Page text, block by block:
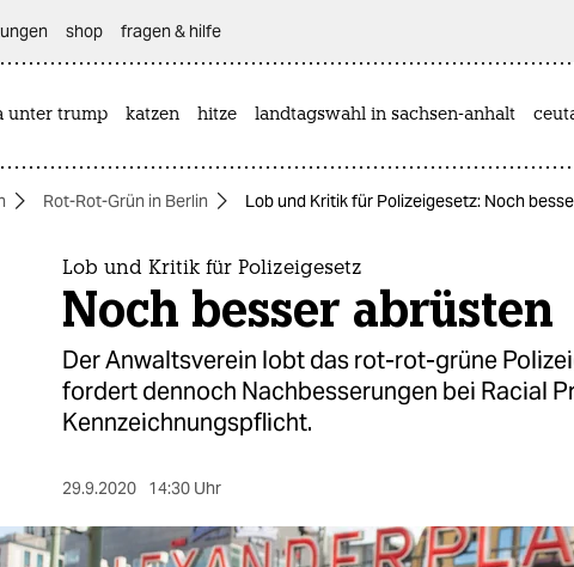
shop fragen & hilfe
unter trump katzen hitze landtagswahl in sachsen-anhalt
Rot-Rot-Grün in Berlin Lob und Kritik für Polizeigesetz: Noch
Lob und Kritik für Polizeigesetz
Noch besser abrüsten
Der Anwaltsverein lobt das rot-rot-grüne
fordert dennoch Nachbesserungen bei Racial
Kennzeichnungspflicht.
29.9.2020 14:30 Uhr